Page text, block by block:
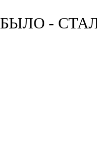
БЫЛО -